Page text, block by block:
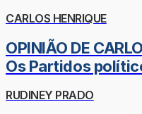
CARLOS HENRIQUE
OPINIÃO DE
Os Partidos
RUDINEY PRADO